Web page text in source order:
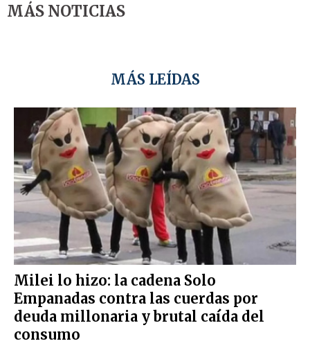
MÁS NOTICIAS
MÁS LEÍDAS
Milei lo hizo: la cadena Solo
Empanadas contra las cuerdas por
deuda millonaria y brutal caída del
consumo